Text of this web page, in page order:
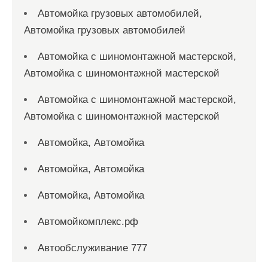
Автомойка грузовых автомобилей,
Автомойка грузовых автомобилей
Автомойка с шиномонтажной мастерской,
Автомойка с шиномонтажной мастерской
Автомойка с шиномонтажной мастерской,
Автомойка с шиномонтажной мастерской
Автомойка, Автомойка
Автомойка, Автомойка
Автомойка, Автомойка
Автомойкомплекс.рф
Автообслуживание 777